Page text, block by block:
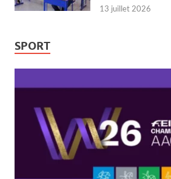
13 juillet 2026
SPORT